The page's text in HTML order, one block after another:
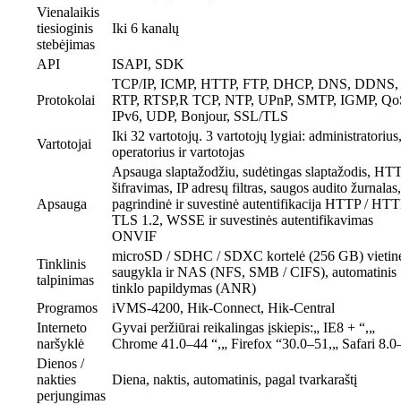
Vienalaikis
tiesioginis
stebėjimas
Iki 6 kanalų
API ISAPI, SDK
Protokolai
TCP/IP, ICMP, HTTP, FTP, DHCP, DNS, DDNS,
RTP, RTSP,R TCP, NTP, UPnP, SMTP, IGMP,
IPv6, UDP, Bonjour, SSL/TLS
Vartotojai
Iki 32 vartotojų. 3 vartotojų lygiai: administratorius,
operatorius ir vartotojas
Apsauga
Apsauga slaptažodžiu, sudėtingas slaptažodis,
šifravimas, IP adresų filtras, saugos audito žurnalas,
pagrindinė ir suvestinė autentifikacija HTTP /
TLS 1.2, WSSE ir suvestinės autentifikavimas
ONVIF
Tinklinis
talpinimas
microSD / SDHC / SDXC kortelė (256 GB)
saugykla ir NAS (NFS, SMB / CIFS), automatinis
tinklo papildymas (ANR)
Programos
iVMS-4200, Hik-Connect, Hik-Central
Interneto
naršyklė
Gyvai peržiūrai reikalingas įskiepis:„ IE8 + “,„
Chrome 41.0–44 “,„ Firefox “30.0–51,„ Safari
Dienos /
nakties
perjungimas
Diena, naktis, automatinis, pagal tvarkaraštį